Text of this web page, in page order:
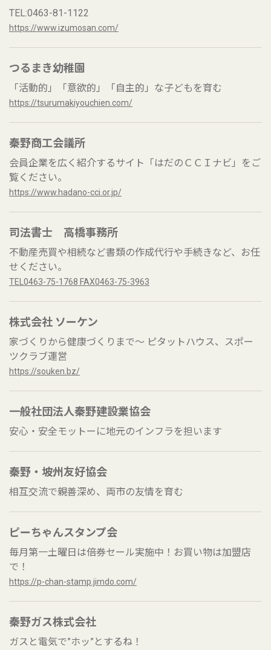
TEL:0463-81-1122
https://www.izumosan.com/
つるまき幼稚園
「活動的」「意欲的」「自主的」な子どもを育む
https://tsurumakiyouchien.com/
秦野商工会議所
会員企業を広く紹介するサイト「はだのＣＣＩナビ」をご
覧ください。
https://www.hadano-cci.or.jp/
司法書士 高橋事務所
不動産売買や相続など書類の作成代行や手続きなど、お任
せください。
TEL0463-75-1768 FAX0463-75-3963
株式会社 ソーケン
家づくりから健康づくりまで～ ピタットハウス、スポー
ツクラブ運営
https://souken.bz/
一般社団法人秦野建設業協会
安心・安全モットーに地元のインフラを担います
秦野・坡州友好協会
相互交流で親善深め、両市の友情を育む
ピーちゃんスタンプ会
毎月第一土曜日は倍券セール実施中！お買い物は加盟店
で！
https://p-chan-stamp.jimdo.com/
秦野ガス株式会社
ガスと電気で”ホッ”とするね！